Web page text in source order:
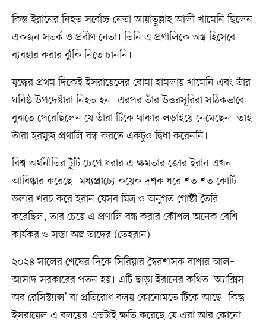
কিন্তু ইরানের নিহত সর্বোচ্চ নেতা আয়াতুল্লাহ আলী খামেনি ছিলেন
একজন সতর্ক ও প্রবীণ নেতা। তিনি এ প্রণালিকে অস্ত্র হিসেবে
ব্যবহার করার ঝুঁকি নিতে চাননি।
যুদ্ধের প্রথম দিকেই ইসরায়েলের বোমা হামলায় খামেনি এবং তাঁর
ঘনিষ্ঠ উপদেষ্টারা নিহত হন। এরপর তাঁর উত্তরসূরিরা সঠিকভাবে
বুঝতে পেরেছিলেন যে তাঁরা টিকে থাকার লড়াইয়ে নেমেছেন। তাই
তাঁরা হরমুজ প্রণালি বন্ধ করতে একটুও দ্বিধা করেননি।
বিশ্ব অর্থনীতির টুঁটি চেপে ধরার এ ক্ষমতার জোর ইরান এখন
আবিষ্কার করেছে। মধ্যপ্রাচ্যে কয়েক দশক ধরে শত শত কোটি
ডলার খরচ করে ইরান যেসব মিত্র ও অনুগত গোষ্ঠী তৈরি
করেছিল, তার চেয়ে এ প্রণালি বন্ধ করার কৌশল অনেক বেশি
কার্যকর ও সস্তা অস্ত্র তাদের (তেহরান)।
২০২৪ সালের শেষের দিকে সিরিয়ার স্বৈরশাসক বাশার আল–
আসাদ সরকারের পতন হয়। এটি ছাড়া ইরানের কথিত ‘অ্যাক্সিস
অব রেসিস্ট্যান্স’ বা প্রতিরোধ বলয় কোনোমতে টিকে আছে। কিন্তু
ইসরায়েল এ বলয়ের এতটাই ক্ষতি করেছে যে এরা আর কোনো